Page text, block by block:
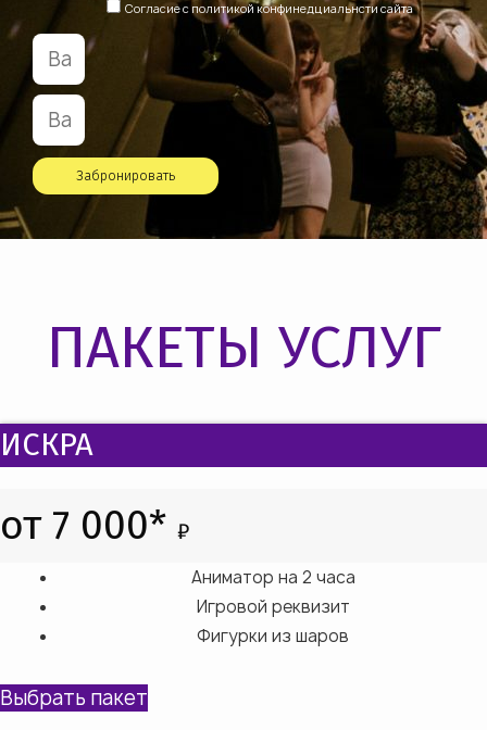
Согласие с политикой конфинедциальнсти сайта
Забронировать
ПАКЕТЫ УСЛУГ
ИСКРА
от 7 000* ₽
Аниматор на 2 часа
Игровой реквизит
Фигурки из шаров
Выбрать пакет